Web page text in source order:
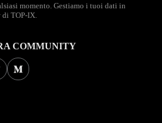
momento. Gestiamo i tuoi dati in
di TOP-IX.
COMMUNITY